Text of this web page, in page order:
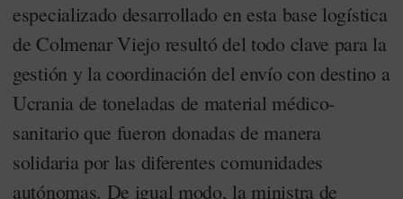
especializado desarrollado en esta base logística
de Colmenar Viejo resultó del todo clave para la
gestión y la coordinación del envío con destino a
Ucrania de toneladas de material médico-
sanitario que fueron donadas de manera
solidaria por las diferentes comunidades
autónomas. De igual modo, la ministra de